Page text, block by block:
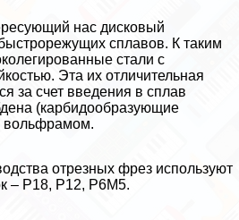
нас дисковый
сплавов. К таким
стали с
Эта их отличительная
за счет введения в сплав
(карбидообразующие
вольфрамом.
отрезных фрез используют
– Р18, Р12, Р6М5.